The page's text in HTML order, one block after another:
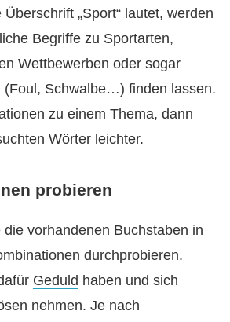
„Sport“ lautet, werden
Begriffe zu Sportarten,
Wettbewerben oder sogar
(Foul, Schwalbe…) finden lassen.
zu einem Thema, dann
Wörter leichter.
probieren
vorhandenen Buchstaben in
durchprobieren.
Geduld haben und sich
nehmen. Je nach